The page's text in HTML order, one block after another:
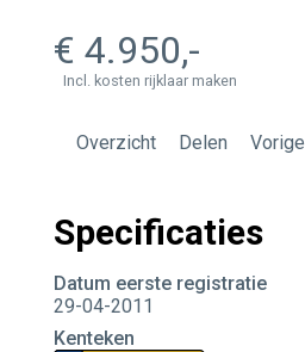
4.950
Incl. kosten rijklaar maken
Overzicht Delen Vorige
Specificaties
Datum eerste registratie
29-04-2011
Kenteken